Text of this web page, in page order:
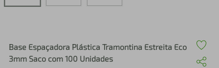
Base Espaçadora Plástica Tramontina Estreita Eco
3mm Saco com 100 Unidades